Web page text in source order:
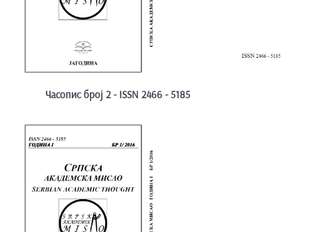
Часопис број 2 - ISSN 2466 - 5185